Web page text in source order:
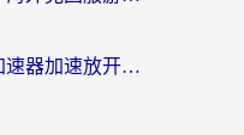
海外党必看！那个手游加速器加速放开那三国3最好？一篇解决国服游戏卡顿难题